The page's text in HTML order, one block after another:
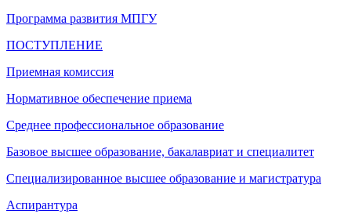
Программа развития МПГУ
ПОСТУПЛЕНИЕ
Приемная комиссия
Нормативное обеспечение приема
Среднее профессиональное образование
Базовое высшее образование, бакалавриат и специалитет
Специализированное высшее образование и магистратура
Аспирантура